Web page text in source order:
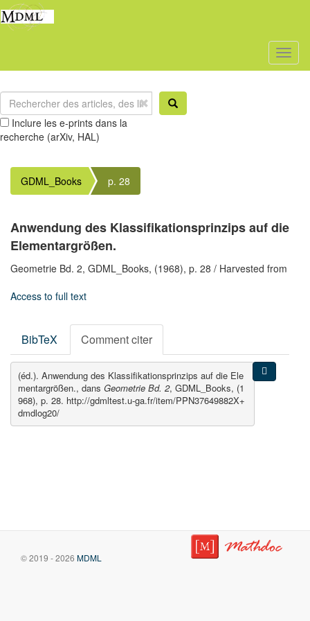
Inclure les e-prints dans la
recherche (arXiv, HAL)
GDML_Books p. 28
Anwendung des Klassifikationsprinzips auf die
Elementargrößen.
Geometrie Bd. 2, GDML_Books, (1968), p. 28 / Harvested from
Access to full text
BibTeX Comment citer
(éd.). Anwendung des Klassifikationsprinzips auf die Ele
mentargrößen., dans Geometrie Bd. 2, GDML_Books, (1
968), p. 28. http://gdmltest.u-ga.fr/item/PPN37649882X+
dmdlog20/
© 2019 - 2026 MDML